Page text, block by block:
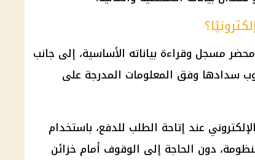
مسجل وقراءة بياناته الأساسية، إلى جانب
سدادها وفق المعلومات المدرجة على
عند إتاحة الطلب للدفع، باستخدام
دون الحاجة إلى الوقوف أمام خزائن